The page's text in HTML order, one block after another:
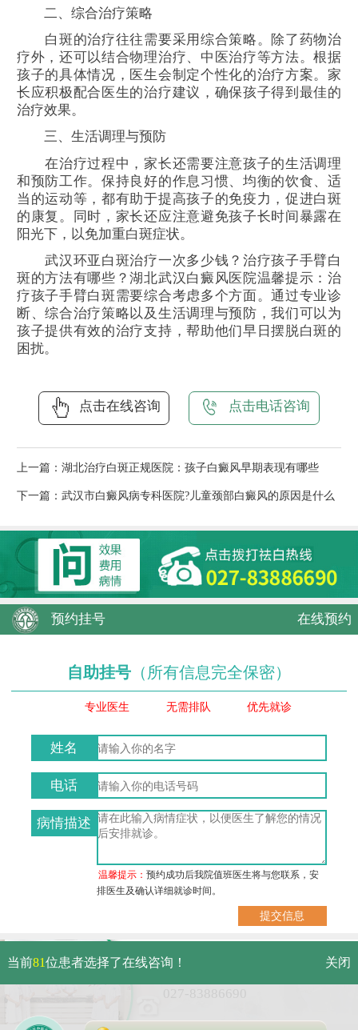
二、综合治疗策略
白斑的治疗往往需要采用综合策略。除了药物治
疗外，还可以结合物理治疗、中医治疗等方法。根据
孩子的具体情况，医生会制定个性化的治疗方案。家
长应积极配合医生的治疗建议，确保孩子得到最佳的
治疗效果。
三、生活调理与预防
在治疗过程中，家长还需要注意孩子的生活调理
和预防工作。保持良好的作息习惯、均衡的饮食、适
当的运动等，都有助于提高孩子的免疫力，促进白斑
的康复。同时，家长还应注意避免孩子长时间暴露在
阳光下，以免加重白斑症状。
武汉环亚白斑治疗一次多少钱？治疗孩子手臂白
斑的方法有哪些？湖北武汉白癜风医院温馨提示：治
疗孩子手臂白斑需要综合考虑多个方面。通过专业诊
断、综合治疗策略以及生活调理与预防，我们可以为
孩子提供有效的治疗支持，帮助他们早日摆脱白斑的
困扰。
点击在线咨询 点击电话咨询
上一篇： 湖北治疗白斑正规医院：孩子白癜风早期表现有哪些
下一篇： 武汉市白癜风病专科医院?儿童颈部白癜风的原因是什么
预约挂号 在线预约
自助挂号 （所有信息完全保密）
专业医生 无需排队 优先就诊
姓名
电话
病情描述
温馨提示：预约成功后我院值班医生将与您联系，安
排医生及确认详细就诊时间。
武汉市硚口区解放大道479号
免费电话：
当前81位患者选择了在线咨询！ 关闭